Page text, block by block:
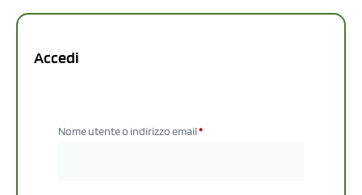
Accedi
Nome utente o indirizzo email*